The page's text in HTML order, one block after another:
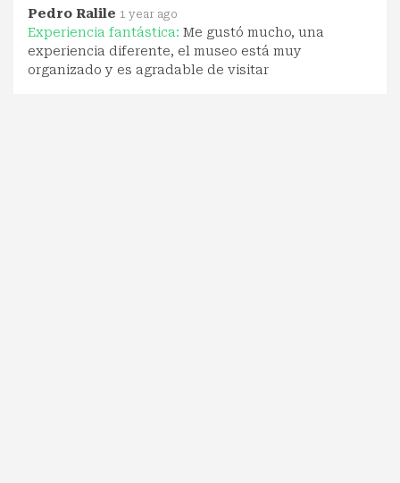
Pedro Ralile 1 year ago
Experiencia fantástica: Me gustó mucho, una
experiencia diferente, el museo está muy
organizado y es agradable de visitar